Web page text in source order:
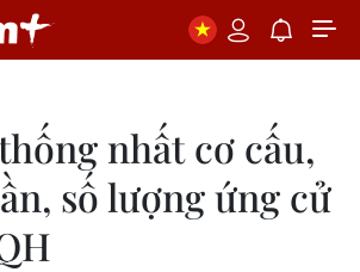
nhất cơ cấu,
số lượng ứng cử